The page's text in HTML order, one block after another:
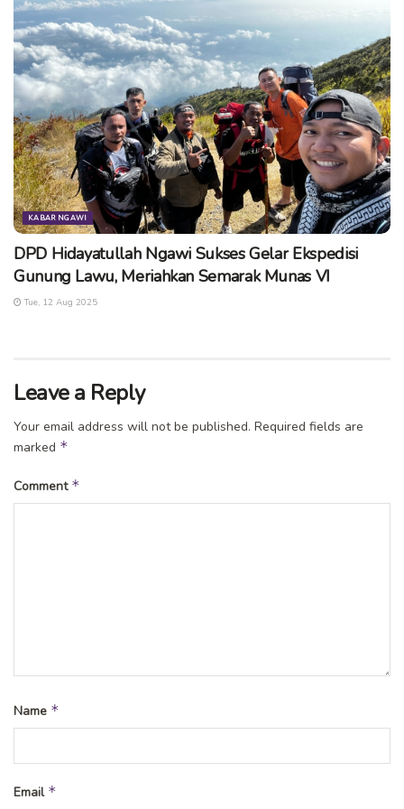
PPL Widodo dan Dokter Hewan Supriyanto menjelaskan
secara bergantian yang disinkronkan dengan petani ternak
yang sudah sukses.
|BisnisSurabaya
Tags:
peternak sapi sukses
sosialisasi dinas peternakan ngawi
ternak sapi ngawi
KABAR NGAWI
DPD Hidayatullah Ngawi Sukses Gelar Ekspedisi
Gunung Lawu, Meriahkan Semarak Munas VI
Tue, 12 Aug 2025
Leave a Reply
Your email address will not be published. Required fields are
marked *
Comment *
Name *
Email *